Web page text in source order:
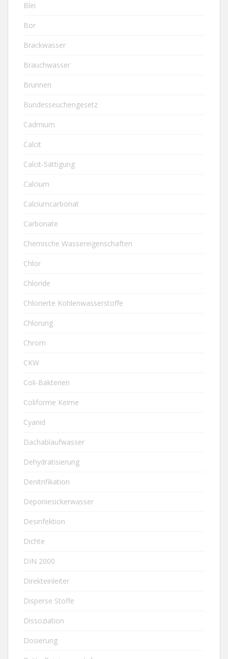
Blei
Bor
Brackwasser
Brauchwasser
Brunnen
Bundesseuchengesetz
Cadmium
Calcit
Calcit-Sättigung
Calcium
Calciumcarbonat
Carbonate
Chemische Wassereigenschaften
Chlor
Chloride
Chlorierte Kohlenwasserstoffe
Chlorung
Chrom
CKW
Coli-Bakterien
Coliforme Keime
Cyanid
Dachablaufwasser
Dehydratisierung
Denitrifikation
Deponiesickerwasser
Desinfektion
Dichte
DIN 2000
Direkteinleiter
Disperse Stoffe
Dissoziation
Dosierung